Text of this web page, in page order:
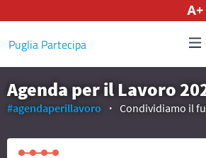
Puglia Partecipa
Agenda per il Lavoro
#agendaperillavoro Condividiamo il